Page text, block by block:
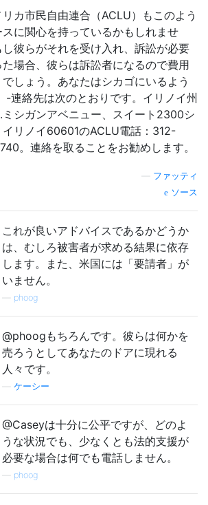
リカ市民自由連合（ACLU）もこのよう
スに関心を持っているかもしれませ
し彼らがそれを受け入れ、訴訟が必要
た場合、彼らは訴訟者になるので費用
でしょう。あなたはシカゴにいるよう
-連絡先は次のとおりです。イリノイ州
ミシガンアベニュー、スイート2300シ
イリノイ60601のACLU電話：312-
。連絡を取ることをお勧めします。
ファッティ
ソース
これが良いアドバイスであるかどうか
は、むしろ被害者が求める結果に依存
します。また、米国には「要請者」が
いません。
phoog
@phoogもちろんです。彼らは何かを
売ろうとしてあなたのドアに現れる
人々です。
ケーシー
@Caseyは十分に公平ですが、どのよ
うな状況でも、少なくとも法的支援が
必要な場合は何でも電話しません。
phoog